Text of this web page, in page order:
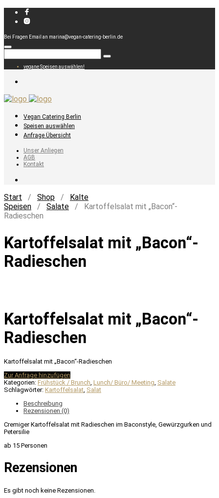
Bei Fragen Email an marina@vegan-catering-berlin.de
vegane Speisen auswählen!
Vegan Catering Berlin
Speisen auswählen
Anfrage Übersicht
Unser Anliegen
AGB
Kontakt
Start / Shop / Kalte
Speisen / Salate / Kartoffelsalat mit „Bacon“-
Radieschen
Kartoffelsalat mit „Bacon“-
Radieschen
Kartoffelsalat mit „Bacon“-
Radieschen
Kartoffelsalat mit „Bacon“-Radieschen
Zur Anfrage hinzufügen
Kategorien: Frühstück / Brunch, Lunch/ Büro/ Meeting, Salate
Schlagwörter: Kartoffelsalat, Salat
Beschreibung
Rezensionen (0)
Cremiger Kartoffelsalat mit Radieschen im Baconstyle, Gewürzgurken und
Petersilie
ab 15 Personen
Rezensionen
Es gibt noch keine Rezensionen.